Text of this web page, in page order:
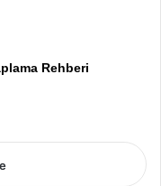
Rehberi